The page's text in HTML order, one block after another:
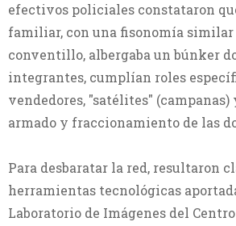
efectivos policiales constataron
familiar, con una fisonomía similar
conventillo, albergaba un búnker
integrantes, cumplían roles
vendedores, "satélites" (campanas)
armado y fraccionamiento de las
Para desbaratar la red, resultaron
herramientas tecnológicas
Laboratorio de Imágenes del